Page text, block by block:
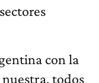
con la
todos